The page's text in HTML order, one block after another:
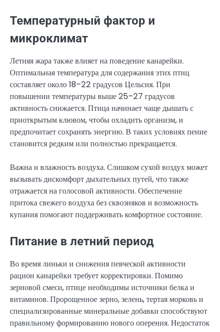
Температурный фактор и
микроклимат
Летняя жара также влияет на поведение канарейки.
Оптимальная температура для содержания этих птиц
составляет около 18–22 градусов Цельсия. При
повышении температуры выше 25–27 градусов
активность снижается. Птица начинает чаще дышать с
приоткрытым клювом, чтобы охладить организм, и
предпочитает сохранять энергию. В таких условиях пение
становится редким или полностью прекращается.
Важна и влажность воздуха. Слишком сухой воздух может
вызывать дискомфорт дыхательных путей, что также
отражается на голосовой активности. Обеспечение
притока свежего воздуха без сквозняков и возможность
купания помогают поддерживать комфортное состояние.
Питание в летний период
Во время линьки и снижения певческой активности
рацион канарейки требует корректировки. Помимо
зерновой смеси, птице необходимы источники белка и
витаминов. Пророщенное зерно, зелень, тертая морковь и
специализированные минеральные добавки способствуют
правильному формированию нового оперения. Недостаток